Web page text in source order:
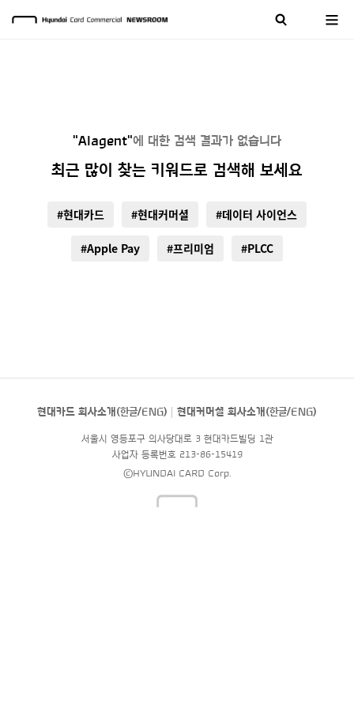
"AIagent"에 대한 검색 결과가 없습니다
최근 많이 찾는 키워드로 검색해 보세요
#현대카드 #현대커머셜 #데이터 사이언스
#Apple Pay #프리미엄 #PLCC
현대카드 회사소개(한글/ENG) 현대커머셜 회사소개(한글/ENG)
서울시 영등포구 의사당대로 3 현대카드빌딩 1관
사업자 등록번호 213-86-15419
©HYUNDAI CARD Corp.